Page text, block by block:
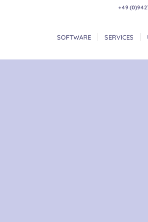
+49
SOFTWARE SERVICES